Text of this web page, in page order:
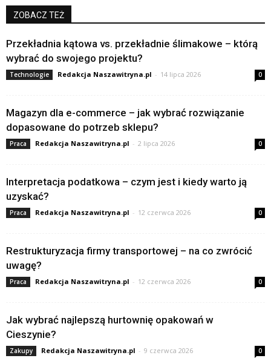
ZOBACZ TEŻ
Przekładnia kątowa vs. przekładnie ślimakowe – którą
wybrać do swojego projektu?
Technologie Redakcja Naszawitryna.pl - 14 lipca 2026 0
Magazyn dla e-commerce – jak wybrać rozwiązanie
dopasowane do potrzeb sklepu?
Praca Redakcja Naszawitryna.pl - 2 lipca 2026 0
Interpretacja podatkowa – czym jest i kiedy warto ją
uzyskać?
Praca Redakcja Naszawitryna.pl - 12 czerwca 2026 0
Restrukturyzacja firmy transportowej – na co zwrócić
uwagę?
Praca Redakcja Naszawitryna.pl - 12 czerwca 2026 0
Jak wybrać najlepszą hurtownię opakowań w
Cieszynie?
Zakupy Redakcja Naszawitryna.pl - 9 czerwca 2026 0